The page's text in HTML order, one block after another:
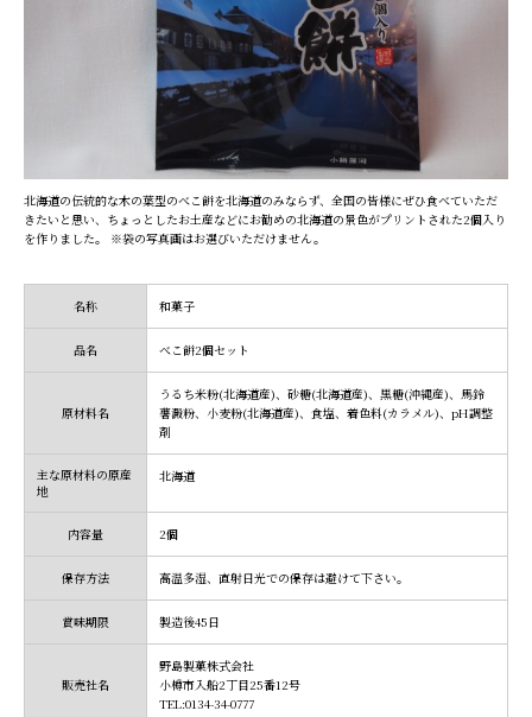
北海道の伝統的な木の葉型のべこ餅を北海道のみならず、全国の皆様にぜひ食べていただ
きたいと思い、ちょっとしたお土産などにお勧めの北海道の景色がプリントされた2個入り
を作りました。 ※袋の写真画はお選びいただけません。
名称 和菓子
品名 べこ餅2個セット
原材料名
うるち米粉(北海道産)、砂糖(北海道産)、黒糖(沖縄産)、馬鈴
薯澱粉、小麦粉(北海道産)、食塩、着色料(カラメル)、pH調整
剤
主な原材料の原産
地
北海道
内容量 2個
保存方法 高温多湿、直射日光での保存は避けて下さい。
賞味期限 製造後45日
販売社名
野島製菓株式会社
小樽市入船2丁目25番12号
TEL:0134-34-0777